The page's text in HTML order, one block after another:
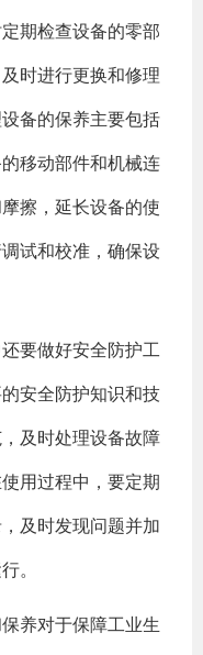
期检查设备的零部
时进行更换和修理
备的保养主要包括
移动部件和机械连
擦，延长设备的使
试和校准，确保设
要做好安全防护工
安全防护知识和技
及时处理设备故障
用过程中，要定期
及时发现问题并加
。
养对于保障工业生